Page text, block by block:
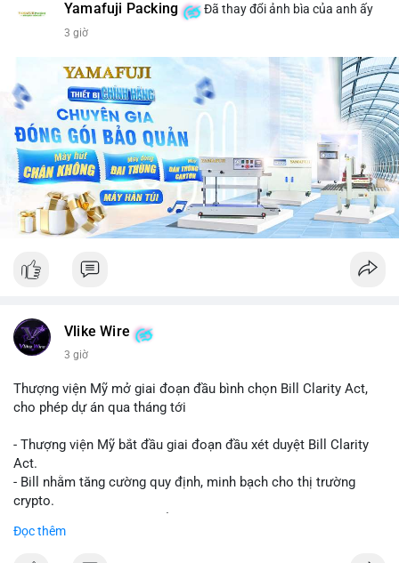
Yamafuji Packing Đã thay đổi ảnh bìa của anh ấy
3 giờ
Vlike Wire
3 giờ
Thượng viện Mỹ mở giai đoạn đầu bình chọn Bill Clarity Act,
cho phép dự án qua tháng tới
- Thượng viện Mỹ bắt đầu giai đoạn đầu xét duyệt Bill Clarity
Act.
- Bill nhằm tăng cường quy định, minh bạch cho thị trường
crypto.
- Bill có thể ảnh hưởng pháp lý, hoạt động của các đồng tiền kỹ
Đọc thêm